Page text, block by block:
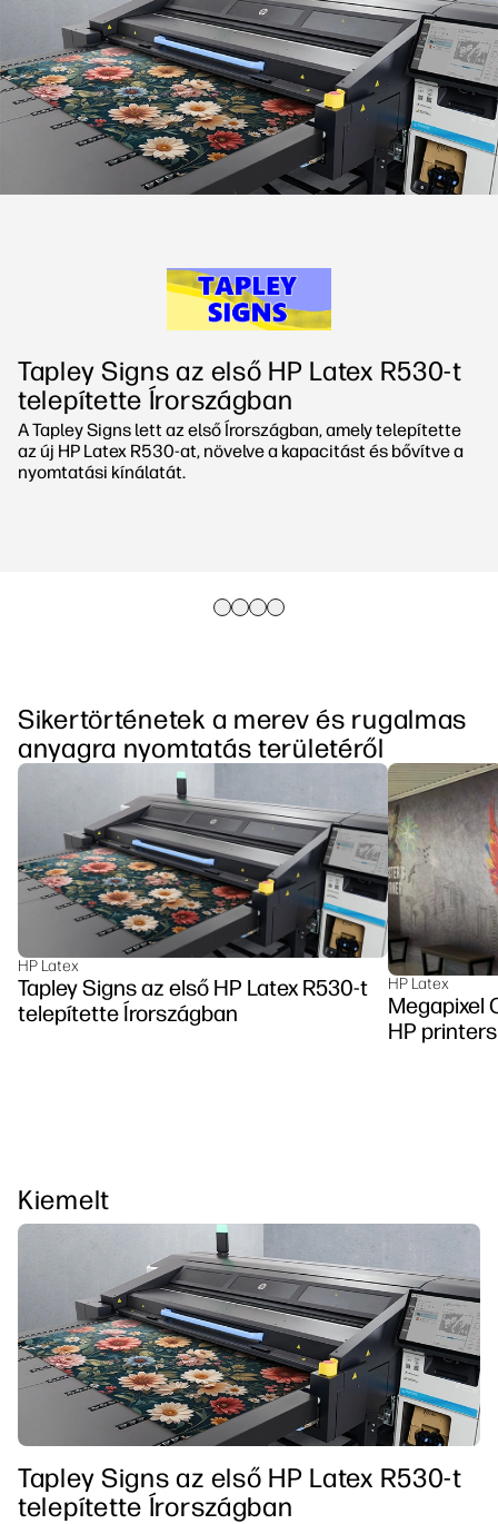
Lépjen kapcsolatba egy PrintOS
szakértővel
Kövess minket
linkedInfacebook
twitteryoutube
Munkafolyamat megoldások
Fenntarthatóság
Tapley Signs az első HP Latex R530-t
telepítette Írországban
A Tapley Signs lett az első Írországban, amely telepítette
az új HP Latex R530-at, növelve a kapacitást és bővítve a
nyomtatási kínálatát.
Sikertörténetek a merev és rugalmas
anyagra nyomtatás területéről
HP Latex
Tapley Signs az első HP Latex R530-t
telepítette Írországban
HP Latex
Megapixel
HP printers
Kiemelt
Tapley Signs az első HP Latex R530-t
telepítette Írországban